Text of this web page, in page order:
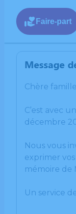
Faire-part
Message
Chère
C’est avec
décembre
Nous vous
exprimer
mémoire de
Un service